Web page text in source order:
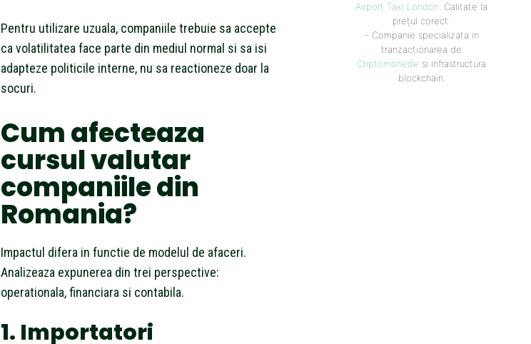
Pentru utilizare uzuala, companiile trebuie sa accepte
ca volatilitatea face parte din mediul normal si sa isi
adapteze politicile interne, nu sa reactioneze doar la
socuri.
Cum afecteaza
cursul valutar
companiile din
Romania?
Impactul difera in functie de modelul de afaceri.
Analizeaza expunerea din trei perspective:
operationala, financiara si contabila.
1. Importatori
Airport Taxi London. Calitate la
prețul corect.
- Companie specializata in
tranzactionarea de
Criptomonede si infrastructura
blockchain.